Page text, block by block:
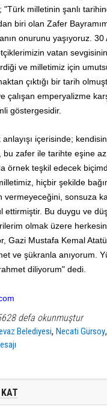
"Türk milletinin şanlı
biri olan Zafer
onurunu yaşıyoruz. 30
vatan
ve milletimiz için
çıktığı bir tarih
çalışan emperyalizme
göstergesidir.
içerisinde;
zafer ile tarihte eşine
örnek teşkil edecek
hiçbir şekilde
vermeyeceğini, sonsuza
ettirmiştir. Bu duygu ve
olmak üzere
Gazi Mustafa Kemal
ve şükranla anıyorum.
diliyorum" dedi.
defa okunmuştur
Belediyesi,Necati Gürsoy